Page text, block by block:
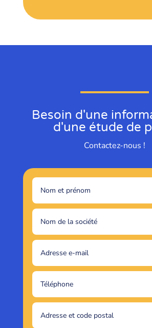
Besoin d'une
d'une étude de
Contactez-nous !